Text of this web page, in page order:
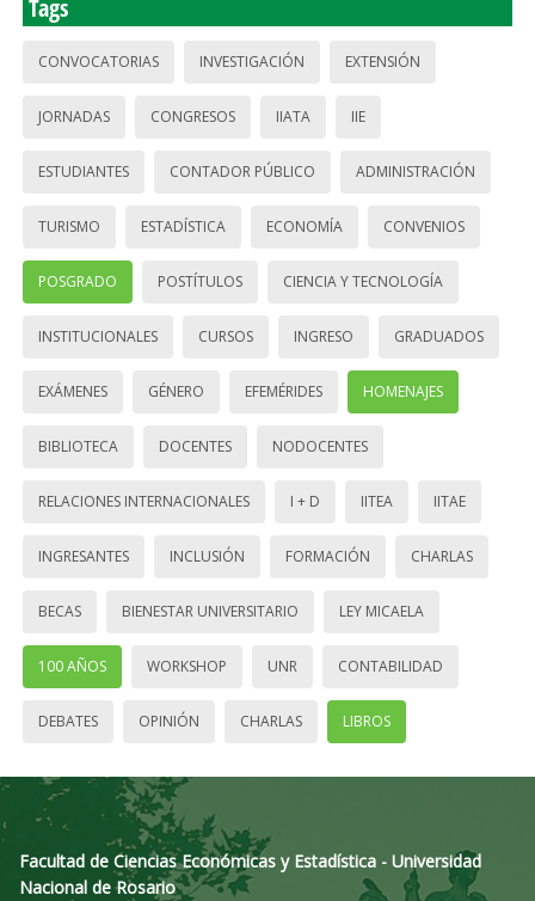
Tags
CONVOCATORIAS INVESTIGACIÓN EXTENSIÓN
JORNADAS CONGRESOS IIATA IIE
ESTUDIANTES CONTADOR PÚBLICO ADMINISTRACIÓN
TURISMO ESTADÍSTICA ECONOMÍA CONVENIOS
POSGRADO POSTÍTULOS CIENCIA Y TECNOLOGÍA
INSTITUCIONALES CURSOS INGRESO GRADUADOS
EXÁMENES GÉNERO EFEMÉRIDES HOMENAJES
BIBLIOTECA DOCENTES NODOCENTES
RELACIONES INTERNACIONALES I + D IITEA IITAE
INGRESANTES INCLUSIÓN FORMACIÓN CHARLAS
BECAS BIENESTAR UNIVERSITARIO LEY MICAELA
100 AÑOS WORKSHOP UNR CONTABILIDAD
DEBATES OPINIÓN CHARLAS LIBROS
Facultad de Ciencias Económicas y Estadística - Universidad
Nacional de Rosario